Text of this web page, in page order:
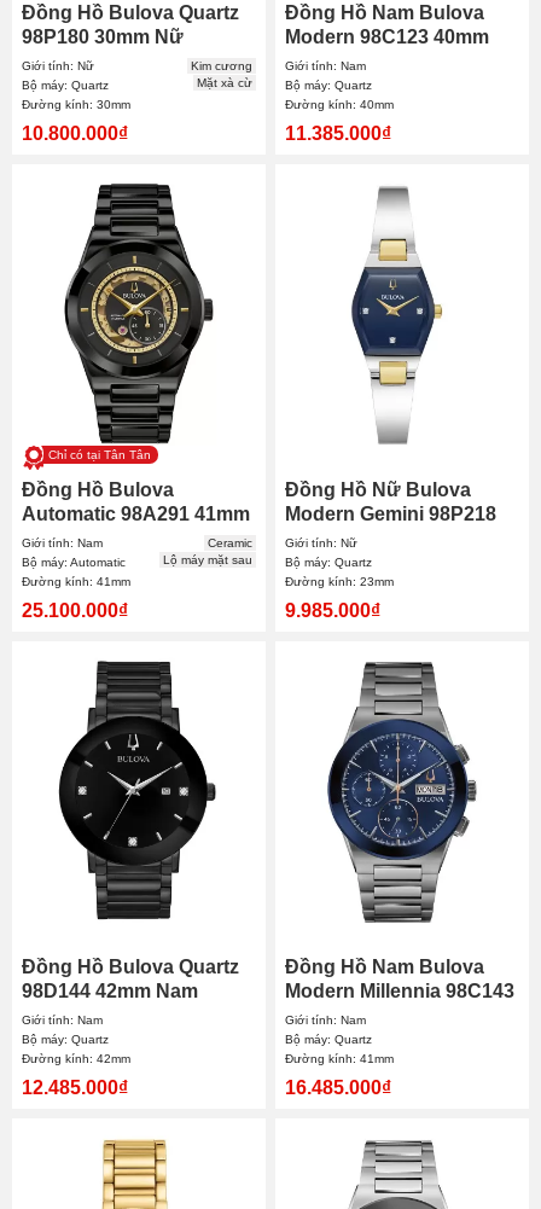
Đồng Hồ Bulova Quartz
98P180 30mm Nữ
Giới tính: Nữ
Bộ máy: Quartz
Đường kính: 30mm
Kim cương
Mặt xà cừ
10.800.000₫
Đồng Hồ Nam Bulova
Modern 98C123 40mm
Giới tính: Nam
Bộ máy: Quartz
Đường kính: 40mm
11.385.000₫
Chỉ có tại Tân Tân
Đồng Hồ Bulova
Automatic 98A291 41mm
Nam
Giới tính: Nam
Bộ máy: Automatic
Đường kính: 41mm
Ceramic
Lộ máy mặt sau
25.100.000₫
Đồng Hồ Nữ Bulova
Modern Gemini 98P218
23mm
Giới tính: Nữ
Bộ máy: Quartz
Đường kính: 23mm
9.985.000₫
Đồng Hồ Bulova Quartz
98D144 42mm Nam
Giới tính: Nam
Bộ máy: Quartz
Đường kính: 42mm
12.485.000₫
Đồng Hồ Nam Bulova
Modern Millennia 98C143
41mm
Giới tính: Nam
Bộ máy: Quartz
Đường kính: 41mm
16.485.000₫